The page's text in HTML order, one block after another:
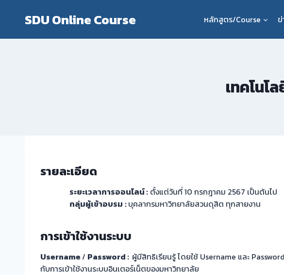
SDU Online Course หลักสูตร/Course
เทคโนโ
รายละเอียด
ระยะเวลาการออนไลน์ : ตั้งแต่วันที่ 10 กรกฎาคม 2567 เป็นต้นไป
กลุ่มผู้เข้าอบรม :บุคลากรมหาวิทยาลัยสวนดุสิต ทุกสายงาน
การเข้าใช้งานระบบ
Username/ Password : ผู้มีสิทธิเรียนรู้ โดยใช้ Username และ
กับการเข้าใช้งานระบบอินเตอร์เน็ตของมหาวิทยาลัย